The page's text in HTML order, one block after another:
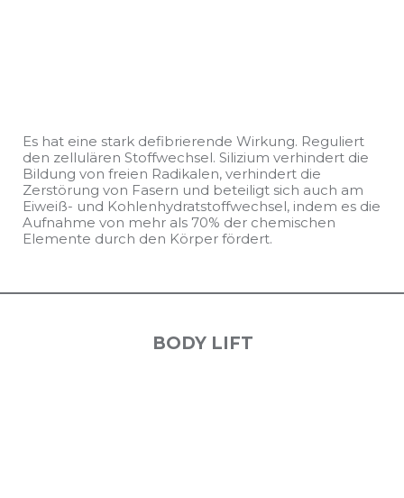
Es hat eine stark defibrierende Wirkung. Reguliert
den zellulären Stoffwechsel. Silizium verhindert die
Bildung von freien Radikalen, verhindert die
Zerstörung von Fasern und beteiligt sich auch am
Eiweiß- und Kohlenhydratstoffwechsel, indem es die
Aufnahme von mehr als 70% der chemischen
Elemente durch den Körper fördert.
BODY LIFT